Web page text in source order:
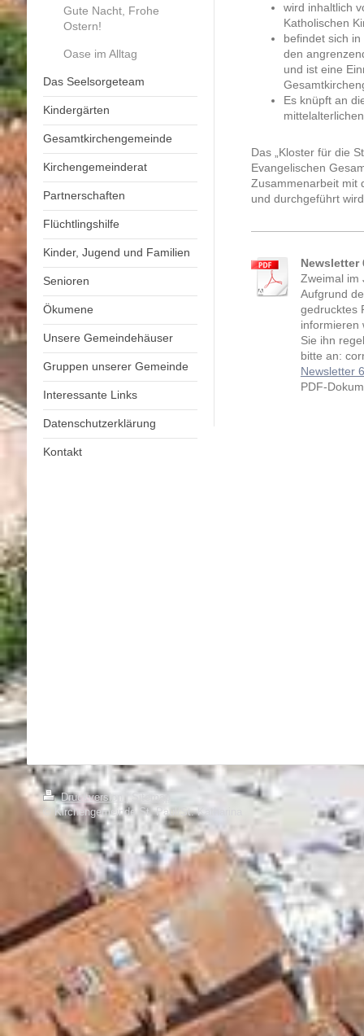
Gute Nacht, Frohe
Ostern!
Oase im Alltag
Das Seelsorgeteam
Kindergärten
Gesamtkirchengemeinde
Kirchengemeinderat
Partnerschaften
Flüchtlingshilfe
Kinder, Jugend und Familien
Senioren
Ökumene
Unsere Gemeindehäuser
Gruppen unserer Gemeinde
Interessante Links
Datenschutzerklärung
Kontakt
wird inhaltlich
Katholischen
befindet sich
den
und ist eine
Es knüpft an
Das „Kloster für die
Evangelischen
Zusammenarbeit mit
und durchgeführt
Newsletter
Zweimal im
Aufgrund
gedrucktes
informieren
Sie ihn
bitte an:
Newsletter
PDF-
Druckversion
Sitemap
© Kirchengemeinde St. Paul/St. Katharina